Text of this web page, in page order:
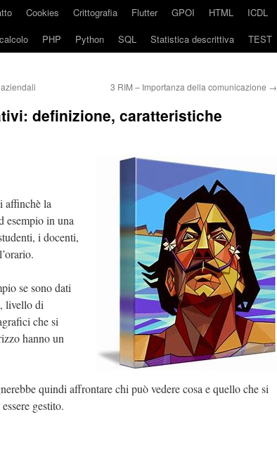
Cookies Crittografia Flutter GPOI HTML ICDL
PHP Python SQL Statistica descrittiva TEST
3 RIM – Importanza della comunicazione →
definizione, caratteristiche
affinchè la
esempio in una
i docenti,
se sono dati
livello di
che si
hanno un
quindi affrontare chi può vedere cosa e quello che si
gestito.